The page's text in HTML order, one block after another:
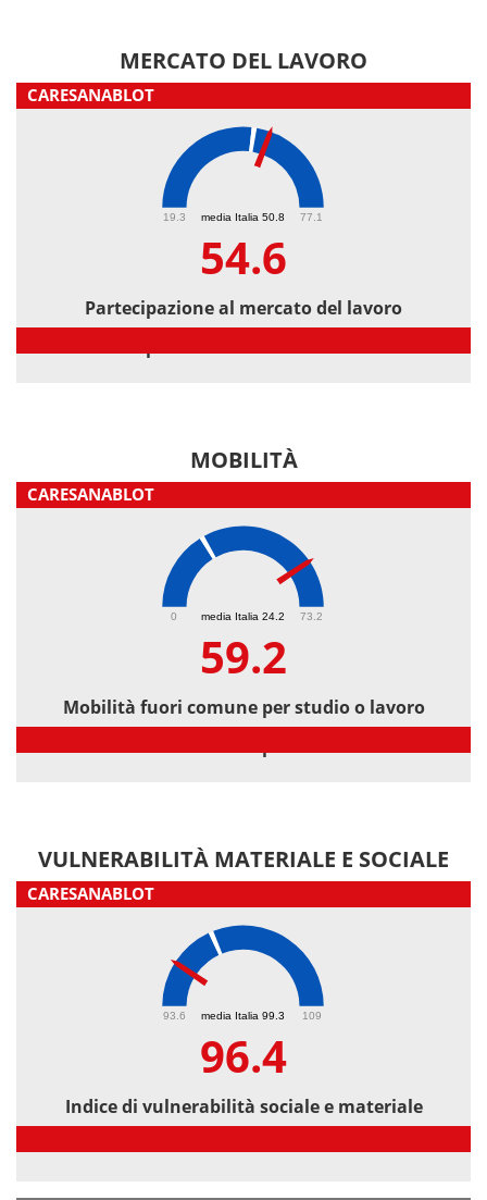
MERCATO DEL LAVORO
CARESANABLOT
media Italia 50.8
19.3 77.1
54.6
Partecipazione al mercato del lavoro
MOBILITÀ
CARESANABLOT
media Italia 24.2
0 73.2
59.2
Mobilità fuori comune per studio o lavoro
VULNERABILITÀ MATERIALE E SOCIALE
CARESANABLOT
media Italia 99.3
93.6 109
96.4
Indice di vulnerabilità sociale e materiale